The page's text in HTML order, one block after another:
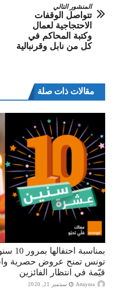
المنشور التالي
تتواصل الوقفات
الاحتجاجية لعمال
وكتبة المحاكم في
كل من نابل وقرنبالية
مقالات ذات صلة
تونس تمنح عروض حصرية
قيّمة في انتظار الفائزين
Attayma سبتمبر 21, 2020